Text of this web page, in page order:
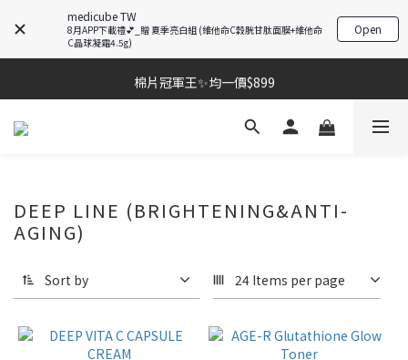
medicube TW
8月APP下載禮💕_贈 夏季亮白組 (維他命C穀胱甘肽面膜+維他命
C晶球凝霜4.5g)
Open
棉片冠軍王✨均一價$899
棉片冠軍王✨均一價$899
夏季深層清潔必備🫧張員瑛洗臉機
棉片冠軍王✨均一價$899
DEEP LINE (BRIGHTENING&ANTI-
AGING)
Sort by 24 Items per page